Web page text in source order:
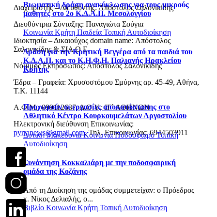
Βιωματική δράση ανακύκλωσης για τους μικρούς
μαθητές στο 2ο Κ.Δ.Α.Π. Μεσολογγίου
Κοινωνία Κρήτη Παιδεία Τοπική Αυτοδιοίκηση
Δράση για την Κρητική Βεγγέρα από τα παιδιά του
Κ.Δ.Α.Π. και το Κ.Η.Φ.Η. Παλιανής Ηρακλείου
Κρήτης
Προχωρούν οι εργασίες αποκατάστασης στο
Αθλητικό Κέντρο Κουρκουμελάτων Αργοστολίου
Δυτική ΜακεδονίαΚοινωνίαΠοδόσφαιροΤοπική
Αυτοδιοίκηση
Συνάντηση Κοκκαλιάρη με την ποδοσφαιρική
ομάδα της Κοζάνης
Από τη Διοίκηση της ομάδας συμμετείχαν: o Πρόεδρος
κ. Νίκος Δελιαλής, ο...
Βιβλίο Κοινωνία Κρήτη Τοπική Αυτοδιοίκηση
Διαχειριστής – Διευθυντής: Απόστολος Σαλονικίδης
Διευθύντρια Σύνταξης: Παναγιώτα Σούγια
Ιδιοκτησία – Δικαιούχος domain name: Απόστολος
Σαλονικίδης & ΣΙΑ Ο.Ε.
Νόμιμος Εκπρόσωπος: Απόστολος Σαλονικίδης
Έδρα – Γραφεία: Χρυσοστόμου Σμύρνης αρ. 45-49, Αθήνα,
Τ.Κ. 11144
Α.Φ.Μ.: 099112637, Δ.Ο.Υ.: ΙΓ΄ ΑΘΗΝΩΝ
Ηλεκτρονική διεύθυνση Επικοινωνίας:
pyrranews@gmail.com, Τηλ. Επικοινωνίας: 6944503911